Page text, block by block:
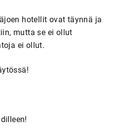
hotellit ovat täynnä ja
mutta se ei ollut
ei ollut.